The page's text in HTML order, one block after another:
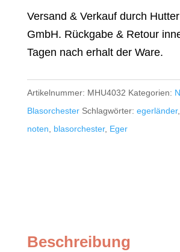
Versand & Verkauf durch
GmbH. Rückgabe & Retour
Tagen nach erhalt der Ware.
Artikelnummer: MHU4032 Kategorien:
Blasorchester Schlagwörter: egerländer,
noten, blasorchester, Eger
Beschreibung